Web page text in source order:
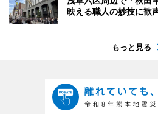
映える職人の妙技に歓
もっと見る